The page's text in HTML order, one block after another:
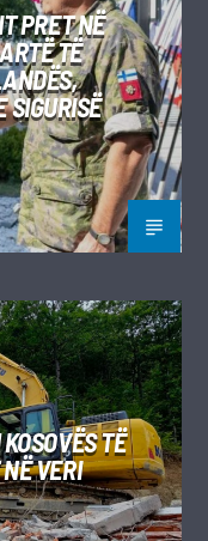
PRET NË
TË
SIGURISË
TË
VERI